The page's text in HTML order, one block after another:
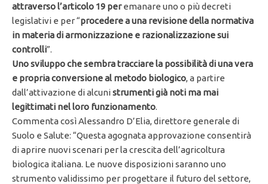
attraverso l’articolo 19 peremanare uno o più decreti
legislativi e per “procedere a una revisione della normativa
in materia diarmonizzazione e razionalizzazione sui
controlli”.
Uno sviluppo che sembra tracciare la possibilità di una vera
e propria conversione al metodo biologico, a partire
dall’attivazione di alcunistrumenti già noti ma mai
legittimati nel loro funzionamento.
Commenta così Alessandro D’Elia, direttore generale di
Suolo e Salute: “Questa agognata approvazione consentirà
di aprire nuovi scenari per la crescita dell’agricoltura
biologica italiana. Le nuove disposizioni saranno uno
strumento validissimo per progettare il futuro del settore,